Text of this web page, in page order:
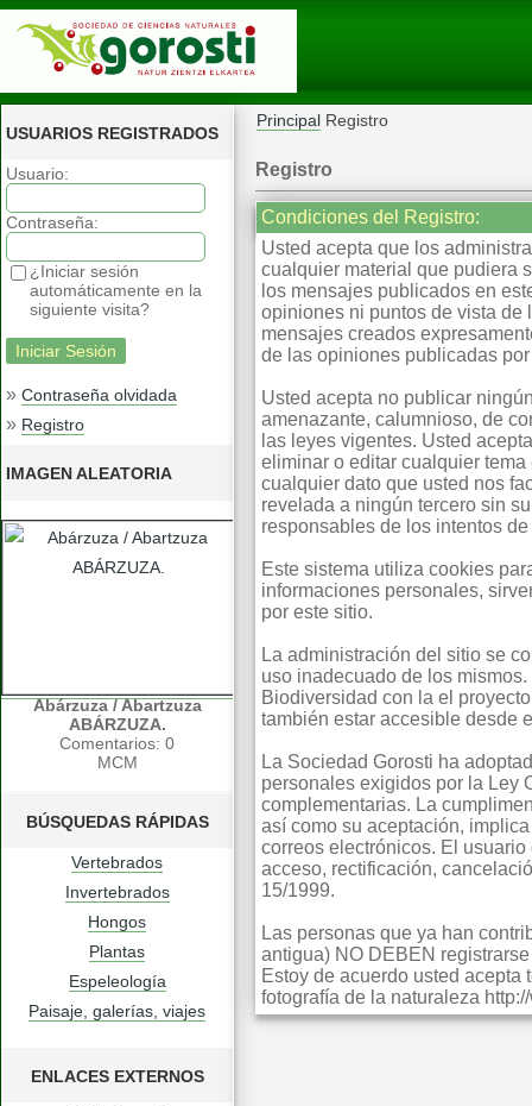
USUARIOS REGISTRADOS
Usuario:
Contraseña:
¿Iniciar sesión
automáticamente en la
siguiente visita?
» Contraseña olvidada
» Registro
IMAGEN ALEATORIA
Abárzuza / Abartzuza
ABÁRZUZA.
Comentarios: 0
MCM
BÚSQUEDAS RÁPIDAS
Vertebrados
Invertebrados
Hongos
Plantas
Espeleología
Paisaje, galerías, viajes
ENLACES EXTERNOS
Principal Registro
Registro
Condiciones del Registro:
Usted acepta que los
cualquier material que pudiera
los mensajes publicados en
opiniones ni puntos de vista de
mensajes creados
de las opiniones publicadas
Usted acepta no publicar
amenazante, calumnioso, de
las leyes vigentes. Usted
eliminar o editar cualquier
cualquier dato que usted nos
revelada a ningún tercero sin
responsables de los intentos
Este sistema utiliza cookies
informaciones personales,
por este sitio.
La administración del sitio se
uso inadecuado de los
Biodiversidad con la el
también estar accesible desde
La Sociedad Gorosti ha
personales exigidos por la Ley
complementarias. La
así como su aceptación,
correos electrónicos. El
acceso, rectificación,
15/1999.
Las personas que ya han
antigua) NO DEBEN
Estoy de acuerdo usted
fotografía de la naturaleza